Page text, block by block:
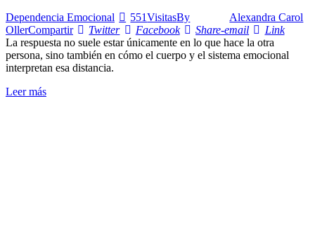
Dependencia Emocional 551VisitasBy
Alexandra Carol
OllerCompartir Twitter Facebook Share-email
Link
La respuesta no suele estar únicamente en lo que hace la otra
persona, sino también en cómo el cuerpo y el sistema emocional
interpretan esa distancia.
Leer más